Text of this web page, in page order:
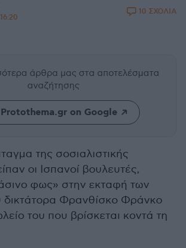
10 ΣΧΟΛΙΑ
άρθρα μας στα αποτελέσματα
αναζήτησης
on Google
της σοσιαλιστικής
οι Ισπανοί βουλευτές,
φως» στην εκταφή των
δικτάτορα Φρανθίσκο Φράνκο
του που βρίσκεται κοντά τη